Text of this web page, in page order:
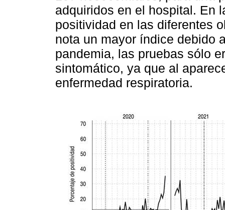
adquiridos en el hospital. En
positividad en las diferentes
nota un mayor índice debido
pandemia, las pruebas sólo
sintomático, ya que al
enfermedad respiratoria.